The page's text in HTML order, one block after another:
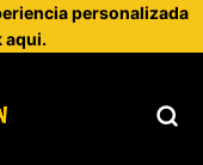
personalizada
aqui.